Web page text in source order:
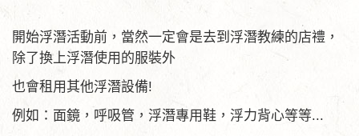
開始浮潛活動前，當然一定會是去到浮潛教練的店禮，
除了換上浮潛使用的服裝外
也會租用其他浮潛設備!
例如：面鏡，呼吸管，浮潛專用鞋，浮力背心等等...